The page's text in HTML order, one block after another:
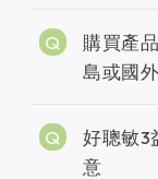
購買產
島或國
好聰敏3
意